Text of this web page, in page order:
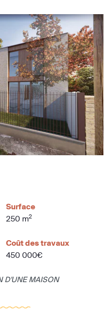
Surface
250 m2
Coût des travaux
450 000€
D'UNE MAISON